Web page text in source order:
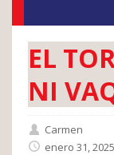
EL
NI
Carmen
enero 31, 2025